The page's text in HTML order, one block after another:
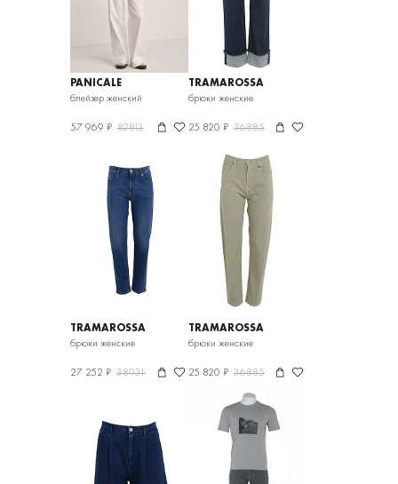
PANICALE
блейзер женский
57 969 ₽ 82813
TRAMAROSSA
брюки женские
25 820 ₽ 36885
TRAMAROSSA
брюки женские
27 252 ₽ 38931
TRAMAROSSA
брюки женские
25 820 ₽ 36885